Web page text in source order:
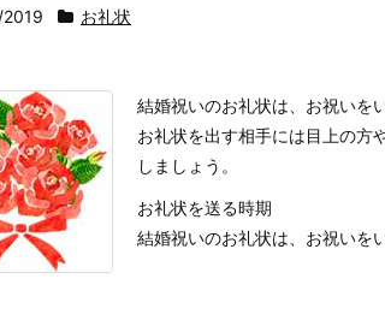
お礼状
結婚祝いのお礼状は、お祝いを
お礼状を出す相手には目上の方
しましょう。
お礼状を送る時期
結婚祝いのお礼状は、お祝いを